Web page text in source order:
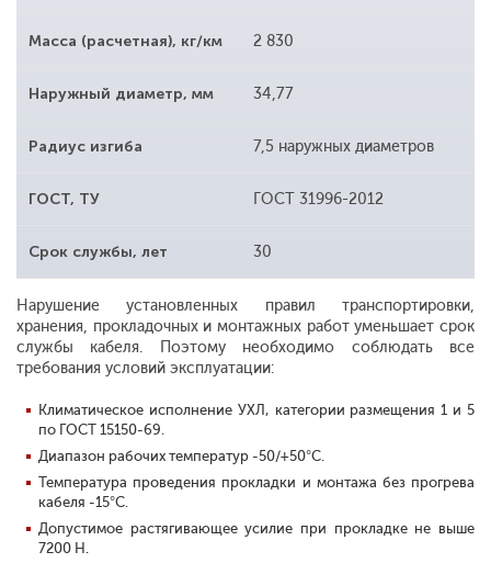
Масса (расчетная), кг/км 2 830
Наружный диаметр, мм 34,77
Радиус изгиба 7,5 наружных диаметров
ГОСТ, ТУ ГОСТ 31996-2012
Срок службы, лет 30
Нарушение установленных правил транспортировки,
хранения, прокладочных и монтажных работ уменьшает срок
службы кабеля. Поэтому необходимо соблюдать все
требования условий эксплуатации:
Климатическое исполнение УХЛ, категории размещения 1 и 5
по ГОСТ 15150-69.
Диапазон рабочих температур -50/+50°С.
Температура проведения прокладки и монтажа без прогрева
кабеля -15°С.
Допустимое растягивающее усилие при прокладке не выше
7200 Н.